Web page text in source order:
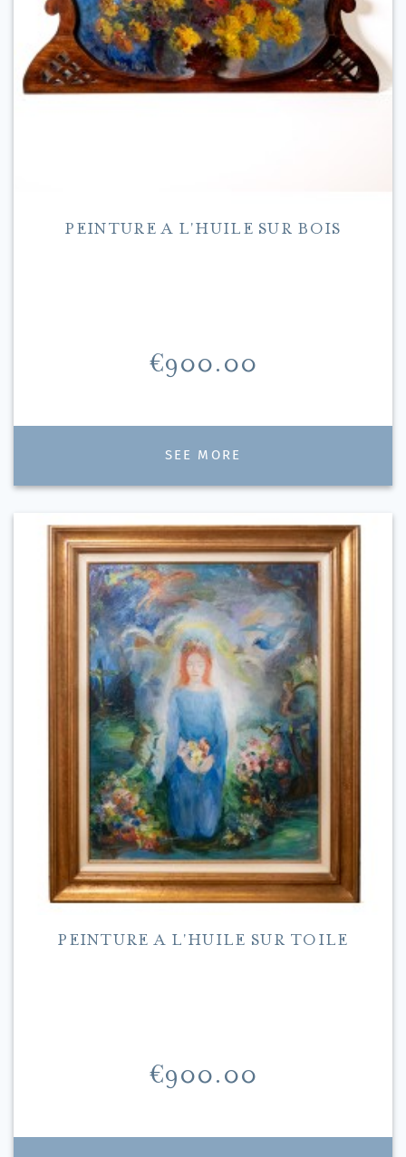
PEINTURE A L'HUILE SUR BOIS
Price
€900.00
SEE MORE
PEINTURE A L'HUILE SUR TOILE
Price
€900.00